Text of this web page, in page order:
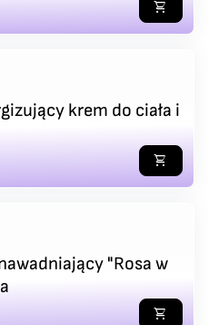
shopping_cart
krem do ciała i
shopping_cart
"Rosa w
shopping_cart